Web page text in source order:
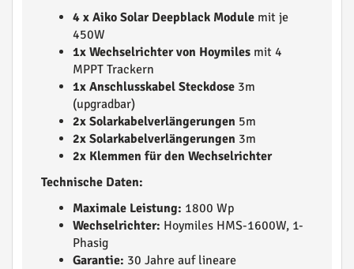
4 x Aiko Solar Deepblack Module mit je
450W
1x Wechselrichter von Hoymiles mit 4
MPPT Trackern
1x Anschlusskabel Steckdose 3m
(upgradbar)
2x Solarkabelverlängerungen 5m
2x Solarkabelverlängerungen 3m
2x Klemmen für den Wechselrichter
Technische Daten:
Maximale Leistung: 1800 Wp
Wechselrichter: Hoymiles HMS-1600W, 1-
Phasig
Garantie: 30 Jahre auf lineare